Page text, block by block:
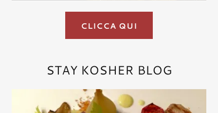
CLICCA QUI
STAY KOSHER BLOG